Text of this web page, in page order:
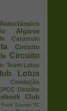
Autoclássico
Algarve
Caramulo
Circuito
Circuito
Team Lotus
Lotus
Condução
Detalhe
Club
Ford Escort TC